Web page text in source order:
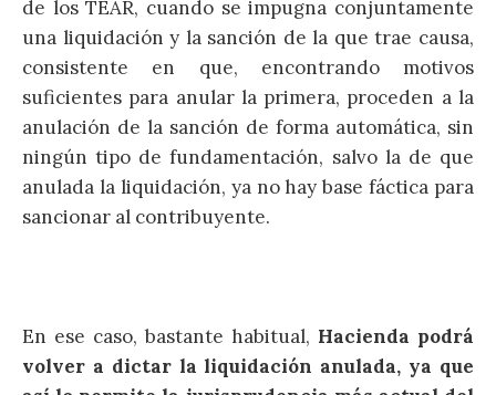
de los TEAR, cuando se impugna conjuntamente
una liquidación y la sanción de la que trae causa,
consistente en que, encontrando motivos
suficientes para anular la primera, proceden a la
anulación de la sanción de forma automática, sin
ningún tipo de fundamentación, salvo la de que
anulada la liquidación, ya no hay base fáctica para
sancionar al contribuyente.
En ese caso, bastante habitual, Hacienda podrá
volver a dictar la liquidación anulada, ya que